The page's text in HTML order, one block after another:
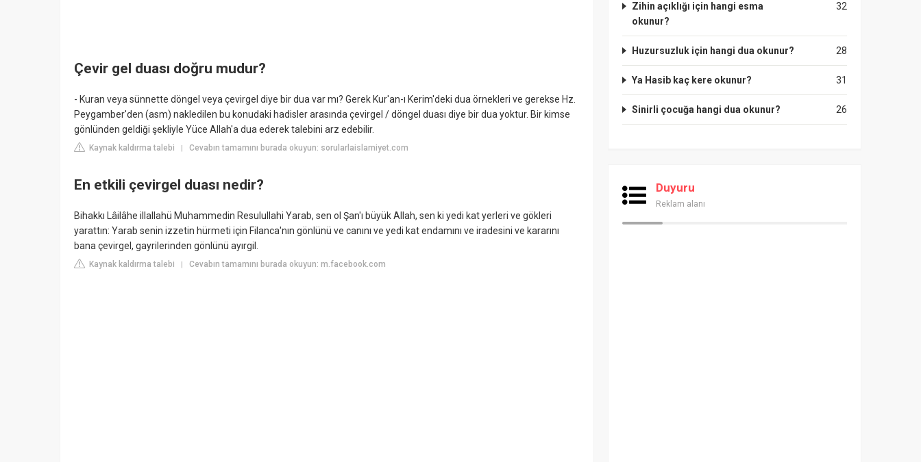
Çevir gel duası doğru mudur?
- Kuran veya sünnette döngel veya çevirgel diye bir dua var mı? Gerek Kur'an-ı Kerim'deki dua örnekleri ve gerekse Hz.
Peygamber'den (asm) nakledilen bu konudaki hadisler arasında çevirgel / döngel duası diye bir dua yoktur. Bir kimse
gönlünden geldiği şekliyle Yüce Allah'a dua ederek talebini arz edebilir.
Kaynak kaldırma talebi Cevabın tamamını burada okuyun: sorularlaislamiyet.com
En etkili çevirgel duası nedir?
Bihakkı Lâilâhe illallahü Muhammedin Resulullahi Yarab, sen ol Şan'ı büyük Allah, sen ki yedi kat yerleri ve gökleri
yarattın: Yarab senin izzetin hürmeti için Filanca'nın gönlünü ve canını ve yedi kat endamını ve iradesini ve kararını
bana çevirgel, gayrilerinden gönlünü ayırgil.
Kaynak kaldırma talebi Cevabın tamamını burada okuyun: m.facebook.com
32
Zihin açıklığı için hangi esma
okunur?
28
Huzursuzluk için hangi dua okunur?
31
Ya Hasib kaç kere okunur?
26
Sinirli çocuğa hangi dua okunur?
Duyuru
Reklam alanı